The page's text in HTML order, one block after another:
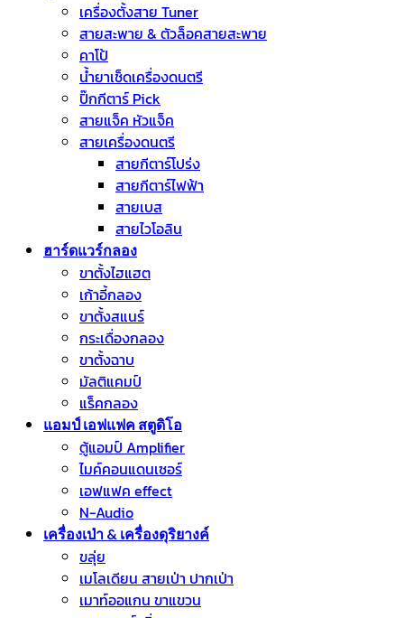
เครื่องตั้งสาย Tuner
สายสะพาย & ตัวล็อคสายสะพาย
คาโป้
น้ำยาเช็ดเครื่องดนตรี
ปิ๊กกีตาร์ Pick
สายแจ็ค หัวแจ็ค
สายเครื่องดนตรี
สายกีตาร์โปร่ง
สายกีตาร์ไฟฟ้า
สายเบส
สายไวโอลิน
ฮาร์ดแวร์กลอง
ขาตั้งไฮแฮต
เก้าอี้กลอง
ขาตั้งสแนร์
กระเดื่องกลอง
ขาตั้งฉาบ
มัลติแคมป์
แร็คกลอง
แอมป์ เอฟแฟค สตูดิโอ
ตู้แอมป์ Amplifier
ไมค์คอนแดนเซอร์
เอฟแฟค effect
N-Audio
เครื่องเป่า & เครื่องดุริยางค์
ขลุ่ย
เมโลเดียน สายเป่า ปากเป่า
เมาท์ออแกน ขาแขวน